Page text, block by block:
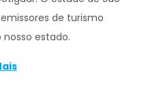
de turismo
estado.